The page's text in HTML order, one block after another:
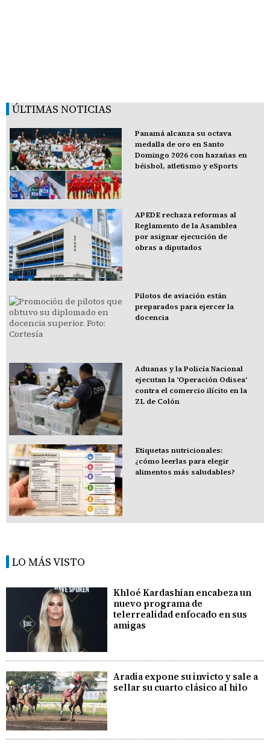
ÚLTIMAS NOTICIAS
Panamá alcanza su octava
medalla de oro en Santo
Domingo 2026 con hazañas en
béisbol, atletismo y eSports
APEDE rechaza reformas al
Reglamento de la Asamblea
por asignar ejecución de
obras a diputados
Pilotos de aviación están
preparados para ejercer la
docencia
Aduanas y la Policía Nacional
ejecutan la 'Operación Odisea'
contra el comercio ilícito en la
ZL de Colón
Etiquetas nutricionales:
¿cómo leerlas para elegir
alimentos más saludables?
LO MÁS VISTO
Khloé Kardashian encabeza un
nuevo programa de
telerrealidad enfocado en sus
amigas
Aradia expone su invicto y sale a
sellar su cuarto clásico al hilo